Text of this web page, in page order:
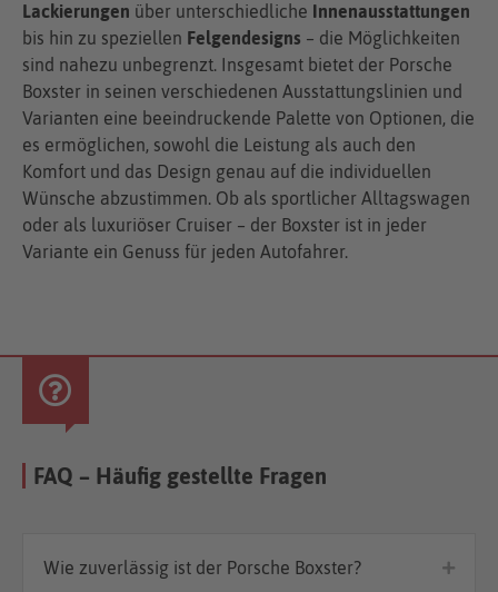
Lackierungen über unterschiedliche Innenausstattungen
bis hin zu speziellen Felgendesigns – die Möglichkeiten
sind nahezu unbegrenzt. Insgesamt bietet der Porsche
Boxster in seinen verschiedenen Ausstattungslinien und
Varianten eine beeindruckende Palette von Optionen, die
es ermöglichen, sowohl die Leistung als auch den
Komfort und das Design genau auf die individuellen
Wünsche abzustimmen. Ob als sportlicher Alltagswagen
oder als luxuriöser Cruiser – der Boxster ist in jeder
Variante ein Genuss für jeden Autofahrer.
FAQ – Häufig gestellte Fragen
Wie zuverlässig ist der Porsche Boxster?